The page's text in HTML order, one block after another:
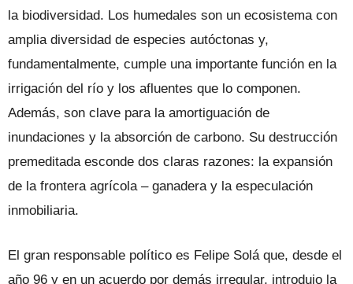
la biodiversidad. Los humedales son un ecosistema con
amplia diversidad de especies autóctonas y,
fundamentalmente, cumple una importante función en la
irrigación del río y los afluentes que lo componen.
Además, son clave para la amortiguación de
inundaciones y la absorción de carbono. Su destrucción
premeditada esconde dos claras razones: la expansión
de la frontera agrícola – ganadera y la especulación
inmobiliaria.
El gran responsable político es Felipe Solá que, desde el
año 96 y en un acuerdo por demás irregular, introdujo la